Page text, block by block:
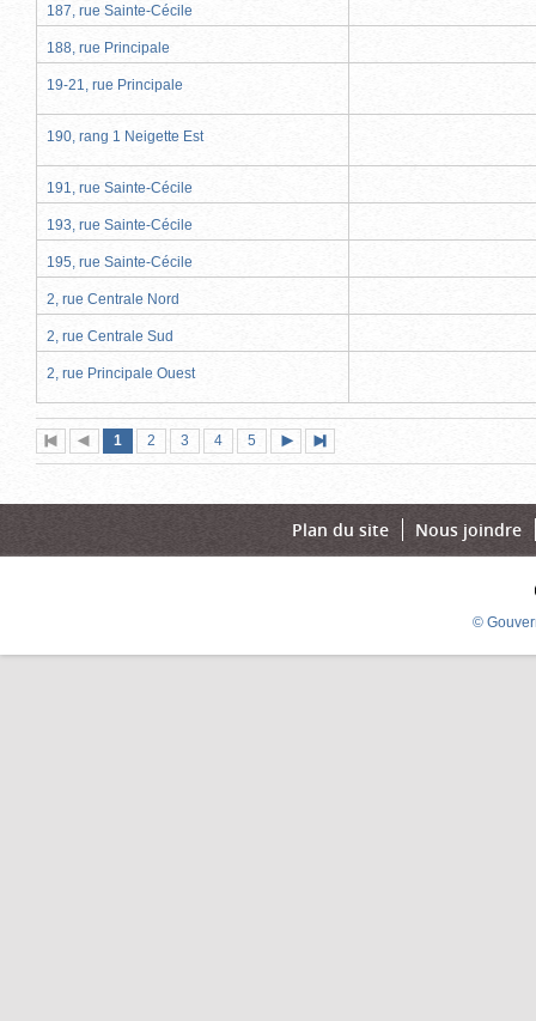
187, rue Sainte-Cécile
188, rue Principale
19-21, rue Principale
190, rang 1 Neigette Est
191, rue Sainte-Cécile
193, rue Sainte-Cécile
195, rue Sainte-Cécile
2, rue Centrale Nord
2, rue Centrale Sud
2, rue Principale Ouest
Première
page
Page
précédente
Page
1 (page
actuelle)
Page
2 Page
3 Page
4 Page
5
suivante
page
Plan du site Nous joindre
©